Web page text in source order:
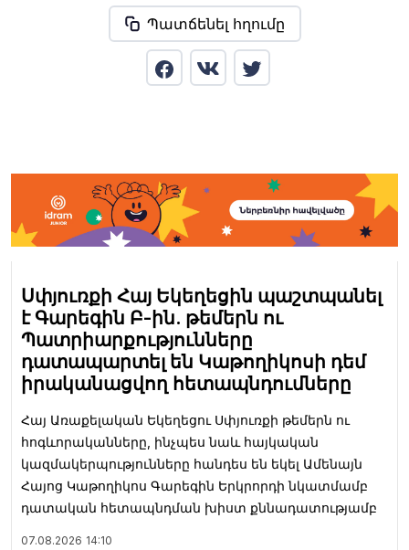
Պատճենել հղումը
Սփյուռքի Հայ Եկեղեցին պաշտպանել
է Գարեգին Բ-ին. թեմերն ու
Պատրիարքությունները
դատապարտել են Կաթողիկոսի դեմ
իրականացվող հետապնդումները
Հայ Առաքելական Եկեղեցու Սփյուռքի թեմերն ու
հոգևորականները, ինչպես նաև հայկական
կազմակերպությունները հանդես են եկել Ամենայն
Հայոց Կաթողիկոս Գարեգին Երկրորդի նկատմամբ
դատական հետապնդման խիստ քննադատությամբ
07.08.2026 14:10